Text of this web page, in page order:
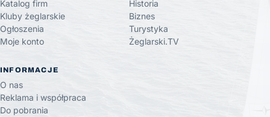
Katalog firm
Kluby żeglarskie
Ogłoszenia
Moje konto
Historia
Biznes
Turystyka
Żeglarski.TV
INFORMACJE
O nas
Reklama i współpraca
Do pobrania